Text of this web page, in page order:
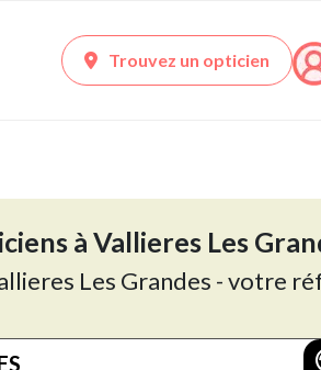
Trouvez un opticien
à Vallieres Les
Les Grandes - votre